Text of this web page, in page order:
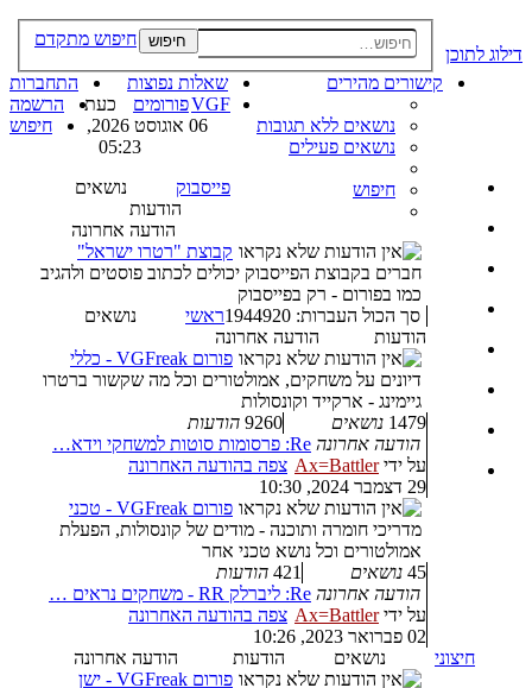
דילוג לתוכן
חיפוש חיפוש מתקדם
קישורים מהירים
נושאים ללא תגובות
נושאים פעילים
חיפוש
שאלות נפוצות
התחברות
הרשמה
VGFפורומים
חיפוש
כעת
06 אוגוסט 2026,
05:23
פייסבוק
נושאים
הודעות
הודעה אחרונה
קבוצת "רטרו ישראל"
חברים בקבוצת הפייסבוק יכולים לכתוב פוסטים ולהגיב
כמו בפורום - רק בפייסבוק
סך הכול העברות: 1944920
ראשי
נושאים
הודעות
הודעה אחרונה
פורום VGFreak - כללי
דיונים על משחקים, אמולטורים וכל מה שקשור ברטרו
גיימינג - ארקייד וקונסולות
1479 נושאים 9260 הודעות
הודעה אחרונה Re: פרסומות סוטות למשחקי וידא…
על ידיAx=Battler צפה בהודעה האחרונה
29 דצמבר 2024, 10:30
פורום VGFreak - טכני
מדריכי חומרה ותוכנה - מודים של קונסולות, הפעלת
אמולטורים וכל נושא טכני אחר
45 נושאים 421 הודעות
הודעה אחרונה Re: ליברלק RR - משחקים נראים …
על ידיAx=Battler צפה בהודעה האחרונה
02 פברואר 2023, 10:26
חיצוני
נושאים הודעות
הודעה אחרונה
פורום VGFreak - ישן